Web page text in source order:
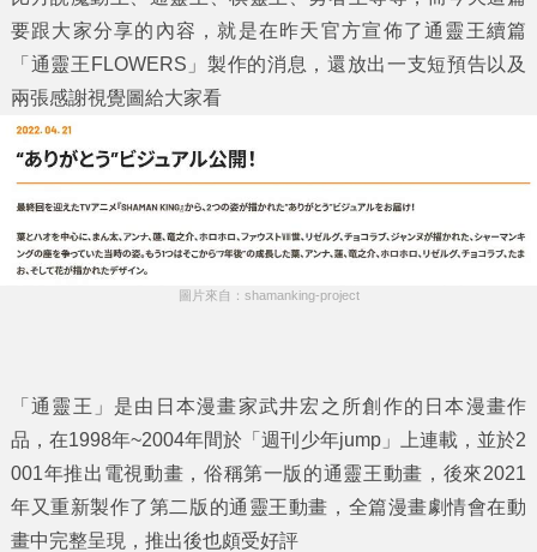
要跟大家分享的內容，就是在昨天官方宣佈了通靈王續篇
「 通靈王FLOWERS 」製作的消息，還放出一支短預告以及
兩張感謝視覺圖給大家看
圖片來自：shamanking-project
「通靈王」是由日本漫畫家武井宏之所創作的日本漫畫作
品，在1998年~2004年間於「週刊少年jump」上連載，並於2
001年推出電視動畫，俗稱第一版的通靈王動畫，後來2021
年又重新製作了第二版的通靈王動畫，全篇漫畫劇情會在動
畫中完整呈現，推出後也頗受好評